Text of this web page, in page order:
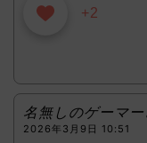
+2
名無しのゲーマー
2026年3月9日 10:51